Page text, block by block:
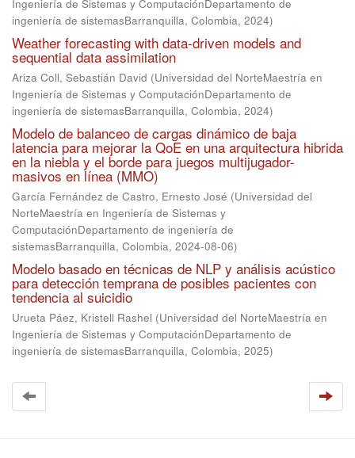
Ingeniería de Sistemas y ComputaciónDepartamento de
ingeniería de sistemasBarranquilla, Colombia, 2024)
Weather forecasting with data-driven models and
sequential data assimilation
Ariza Coll, Sebastián David (Universidad del NorteMaestría en
Ingeniería de Sistemas y ComputaciónDepartamento de
ingeniería de sistemasBarranquilla, Colombia, 2024)
Modelo de balanceo de cargas dinámico de baja
latencia para mejorar la QoE en una arquitectura hibrida
en la niebla y el borde para juegos multijugador-
masivos en línea (MMO)
García Fernández de Castro, Ernesto José (Universidad del
NorteMaestría en Ingeniería de Sistemas y
ComputaciónDepartamento de ingeniería de
sistemasBarranquilla, Colombia, 2024-08-06)
Modelo basado en técnicas de NLP y análisis acústico
para detección temprana de posibles pacientes con
tendencia al suicidio
Urueta Páez, Kristell Rashel (Universidad del NorteMaestría en
Ingeniería de Sistemas y ComputaciónDepartamento de
ingeniería de sistemasBarranquilla, Colombia, 2025)